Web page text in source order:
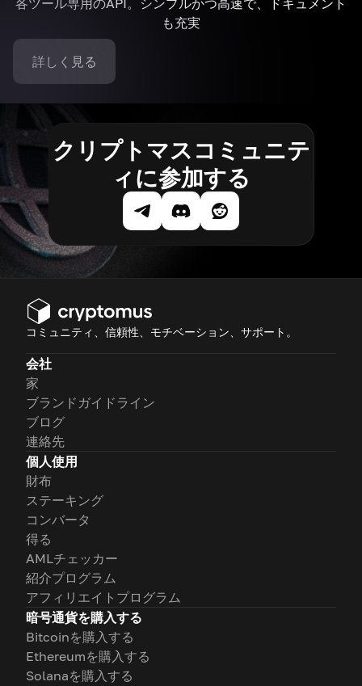
各ツール専用のAPI。シンプルかつ高速で、ドキュメント
も充実
詳しく見る
クリプトマスコミュニテ
ィに参加する
コミュニティ、信頼性、モチベーション、サポート。
会社
家
ブランドガイドライン
ブログ
連絡先
個人使用
財布
ステーキング
コンバータ
得る
AMLチェッカー
紹介プログラム
アフィリエイトプログラム
暗号通貨を購入する
Bitcoinを購入する
Ethereumを購入する
Solanaを購入する